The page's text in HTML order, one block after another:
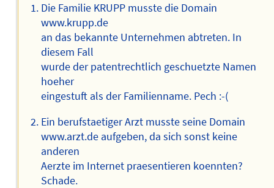
Die Familie KRUPP musste die Domain
www.krupp.de
an das bekannte Unternehmen abtreten. In
diesem Fall
wurde der patentrechtlich geschuetzte Namen
hoeher
eingestuft als der Familienname. Pech :-(
Ein berufstaetiger Arzt musste seine Domain
www.arzt.de aufgeben, da sich sonst keine
anderen
Aerzte im Internet praesentieren koennten?
Schade.